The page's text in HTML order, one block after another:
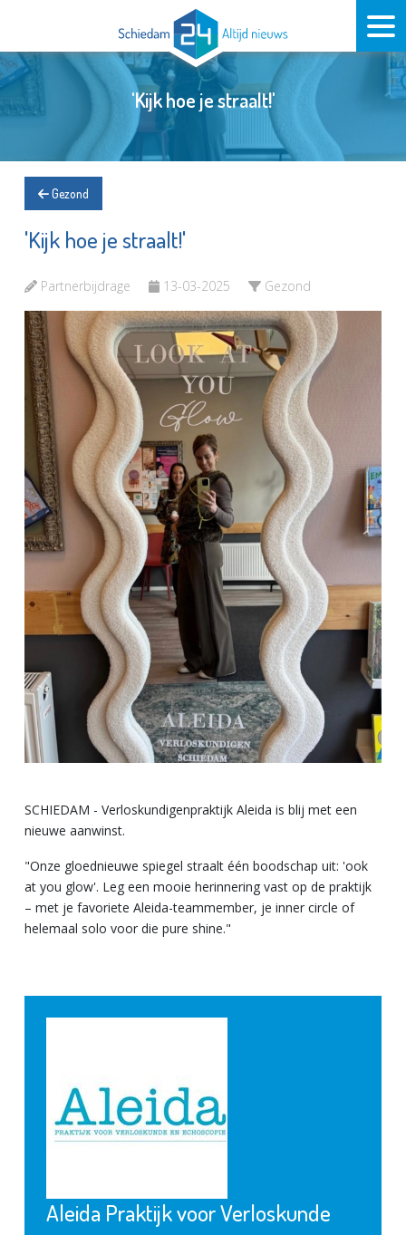
'Kijk hoe je straalt!'
Gezond
'Kijk hoe je straalt!'
Partnerbijdrage 13-03-2025 Gezond
SCHIEDAM - Verloskundigenpraktijk Aleida is blij met een
nieuwe aanwinst.
"Onze gloednieuwe spiegel straalt één boodschap uit: 'ook
at you glow'. Leg een mooie herinnering vast op de praktijk
– met je favoriete Aleida-teammember, je inner circle of
helemaal solo voor die pure shine."
Aleida Praktijk voor Verloskunde